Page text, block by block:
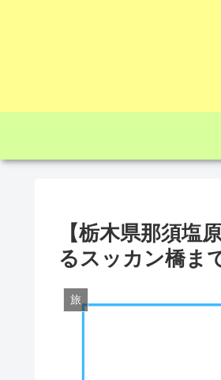
【栃木県那須塩
るスッカン橋ま
旅